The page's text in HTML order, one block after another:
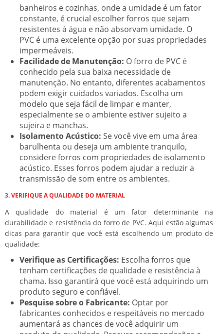
banheiros e cozinhas, onde a umidade é um fator
constante, é crucial escolher forros que sejam
resistentes à água e não absorvam umidade. O
PVC é uma excelente opção por suas propriedades
impermeáveis.
Facilidade de Manutenção: O forro de PVC é
conhecido pela sua baixa necessidade de
manutenção. No entanto, diferentes acabamentos
podem exigir cuidados variados. Escolha um
modelo que seja fácil de limpar e manter,
especialmente se o ambiente estiver sujeito a
sujeira e manchas.
Isolamento Acústico: Se você vive em uma área
barulhenta ou deseja um ambiente tranquilo,
considere forros com propriedades de isolamento
acústico. Esses forros podem ajudar a reduzir a
transmissão de som entre os ambientes.
3. VERIFIQUE A QUALIDADE DO MATERIAL
A qualidade do material é um fator determinante na
durabilidade e resistência do forro de PVC. Aqui estão algumas
dicas para garantir que você está escolhendo um produto de
qualidade:
Verifique as Certificações: Escolha forros que
tenham certificações de qualidade e resistência à
chama. Isso garantirá que você está adquirindo um
produto seguro e confiável.
Pesquise sobre o Fabricante: Optar por
fabricantes conhecidos e respeitáveis no mercado
aumentará as chances de você adquirir um